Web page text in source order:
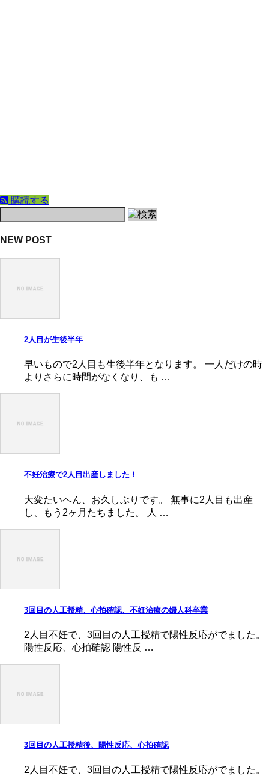
購読する
NEW POST
2人目が生後半年
早いもので2人目も生後半年となります。 一人だけの時
よりさらに時間がなくなり、も …
不妊治療で2人目出産しました！
大変たいへん、お久しぶりです。 無事に2人目も出産
し、もう2ヶ月たちました。 人 …
3回目の人工授精、心拍確認、不妊治療の婦人科卒業
2人目不妊で、3回目の人工授精で陽性反応がでました。
陽性反応、心拍確認 陽性反 …
3回目の人工授精後、陽性反応、心拍確認
2人目不妊で、3回目の人工授精で陽性反応がでました。